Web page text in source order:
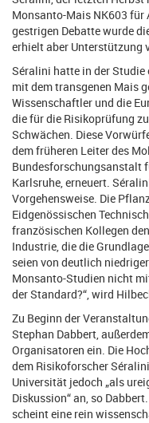
Monsanto-Mais NK603 für
gestrigen Debatte wurde
erhielt aber Unterstützung
Séralini hatte in der Studie
mit dem transgenen Mais
Wissenschaftler und die
die für die Risikoprüfung
Schwächen. Diese
dem früheren Leiter des
Bundesforschungsanstalt
Karlsruhe, erneuert.
Vorgehensweise. Die
Eidgenössischen
französischen Kollegen
Industrie, die die
seien von deutlich
Monsanto-Studien nicht
der Standard?“, wird
Zu Beginn der
Stephan Dabbert,
Organisatoren ein. Die
dem Risikoforscher
Universität jedoch „als
Diskussion“ an, so
scheint eine rein